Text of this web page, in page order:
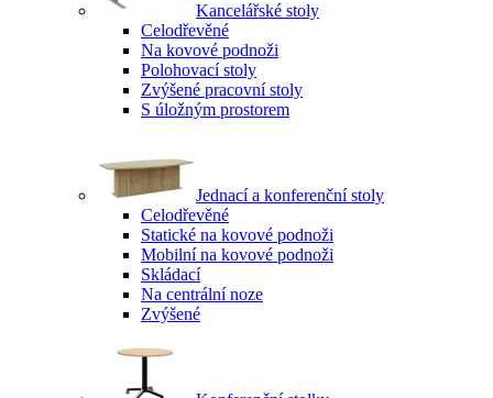
Kancelářské stoly
Celodřevěné
Na kovové podnoži
Polohovací stoly
Zvýšené pracovní stoly
S úložným prostorem
Jednací a konferenční stoly
Celodřevěné
Statické na kovové podnoži
Mobilní na kovové podnoži
Skládací
Na centrální noze
Zvýšené